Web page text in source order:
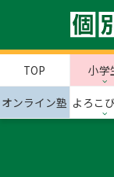
TOP 小学
オンライン塾 よろこ